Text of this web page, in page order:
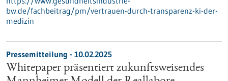
bw.de/fachbeitrag/pm/vertrauen-durch-transparenz-ki-der-
medizin
Pressemitteilung - 10.02.2025
Whitepaper präsentiert zukunftsweisendes